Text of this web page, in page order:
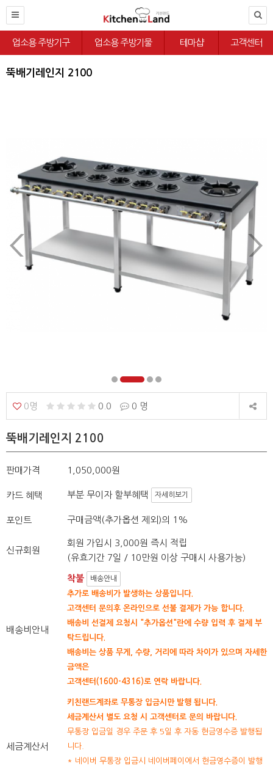
업소용 주방기구 업소용 주방기물 테마샵 고객센터
뚝배기레인지 2100
0명 0.0 0 명
뚝배기레인지 2100
판매가격 1,050,000원
카드 혜택 부분 무이자 할부혜택 자세히보기
포인트 구매금액(추가옵션 제외)의 1%
신규회원
회원 가입시 3,000원 즉시 적립
(유효기간 7일 / 10만원 이상 구매시 사용가능)
배송비안내
착불 배송안내
추가로 배송비가 발생하는 상품입니다.
고객센터 문의후 온라인으로 선불 결제가 가능 합니다.
배송비 선결제 요청시 "추가옵션"란에 수량 입력 후 결제 부
탁드립니다.
배송비는 상품 무게, 수량, 거리에 따라 차이가 있으며 자세한
금액은
고객센터(1600-4316)로 연락 바랍니다.
세금계산서
키친랜드계좌로 무통장 입금시만 발행 됩니다.
세금계산서 별도 요청 시 고객센터로 문의 바랍니다.
무통장 입금일 경우 주문 후 5일 후 자동 현금영수증 발행됩
니다.
* 네이버 무통장 입금시 네이버페이에서 현금영수증이 발행